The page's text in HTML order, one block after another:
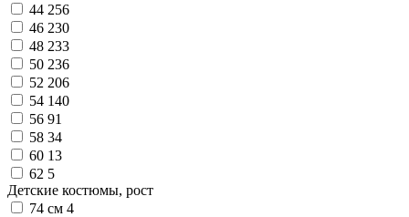
44 256
46 230
48 233
50 236
52 206
54 140
56 91
58 34
60 13
62 5
Детские костюмы, рост
74 см 4